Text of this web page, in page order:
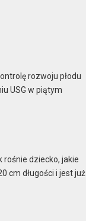
rozwoju płodu
USG w piątym
rośnie dziecko, jakie
cm długości i jest już